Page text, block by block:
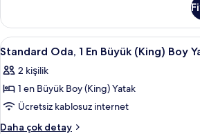
için
tüm
fotoğrafları
görün
Boy
Yatak,
Engellilere
hakkında
daha
fazla
detay
Standard
Oda,
1
En
Büyük
(King)
Standard
7
Standard Oda, 1 En Büyük (King) Boy
2 kişilik
1 en Büyük Boy (King) Yatak
Ücretsiz kablosuz internet
Daha çok detay
Standard